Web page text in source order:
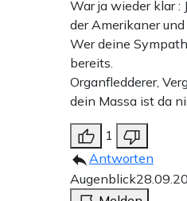
War ja wieder klar :
der Amerikaner
Wer deine
bereits.
Organfledderer,
dein Massa ist da
1
Antworten
Augenblick